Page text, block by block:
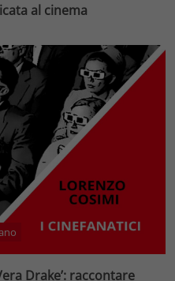
al cinema
Drake’: raccontare